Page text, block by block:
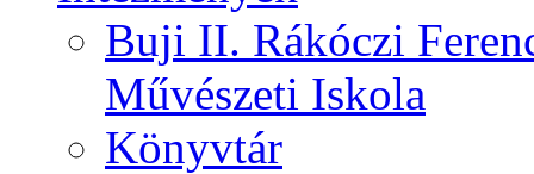
Buji II. Rákóczi
Művészeti Iskola
Könyvtár